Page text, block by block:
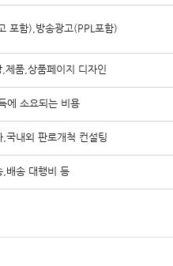
포함),방송광고(PPL포함)
제품,상품페이지 디자인
에 소요되는 비용
국내외 판로개척 컨설팅
배송 대행비 등